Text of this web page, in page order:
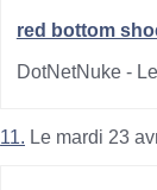
red bottom
DotNetNuke -
11. Le mardi 23